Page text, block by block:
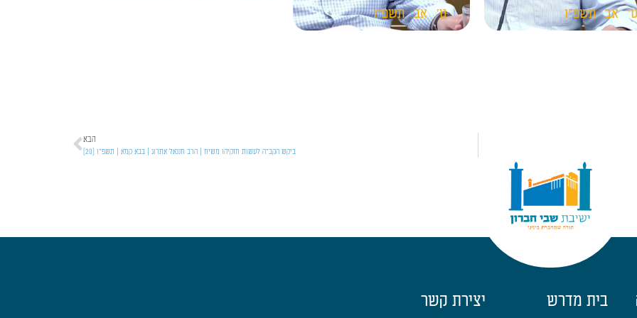
אב תשפ"ו ט' אב תשפ"ו
הבא
ביקש הקב״ה לעשות חזקיהו משיח | הרב חננאל אתרוג | בבא קמא | תשפ״ו [20]
בית מדרש יצירת קשר